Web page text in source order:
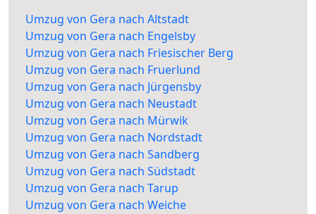
Umzug von Gera nach Altstadt
Umzug von Gera nach Engelsby
Umzug von Gera nach Friesischer Berg
Umzug von Gera nach Fruerlund
Umzug von Gera nach Jürgensby
Umzug von Gera nach Neustadt
Umzug von Gera nach Mürwik
Umzug von Gera nach Nordstadt
Umzug von Gera nach Sandberg
Umzug von Gera nach Südstadt
Umzug von Gera nach Tarup
Umzug von Gera nach Weiche